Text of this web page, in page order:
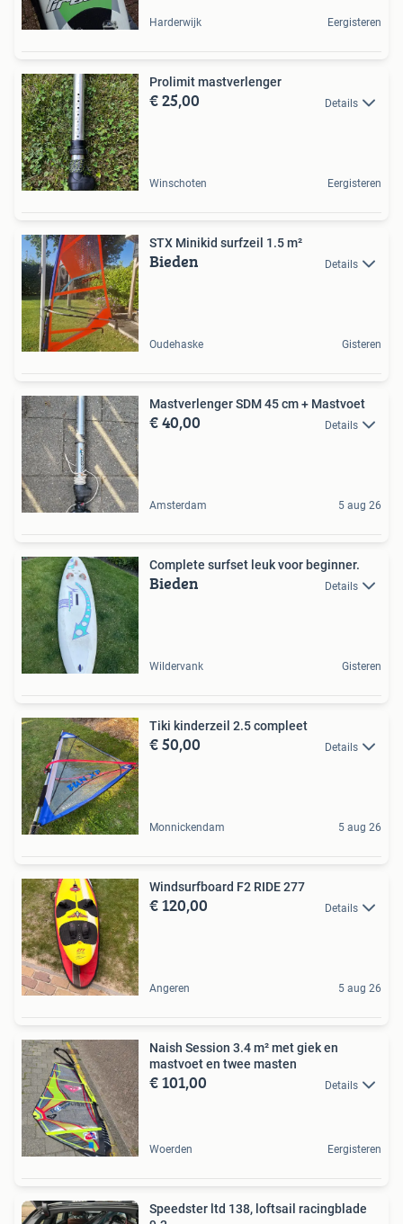
Harderwijk Eergisteren
Prolimit mastverlenger
€ 25,00 Details
Winschoten Eergisteren
STX Minikid surfzeil 1.5 m²
Bieden Details
Oudehaske Gisteren
Mastverlenger SDM 45 cm + Mastvoet
€ 40,00 Details
Amsterdam 5 aug 26
Complete surfset leuk voor beginner.
Bieden Details
Wildervank Gisteren
Tiki kinderzeil 2.5 compleet
€ 50,00 Details
Monnickendam 5 aug 26
Windsurfboard F2 RIDE 277
€ 120,00 Details
Angeren 5 aug 26
Naish Session 3.4 m² met giek en
mastvoet en twee masten
€ 101,00 Details
Woerden Eergisteren
Speedster ltd 138, loftsail racingblade